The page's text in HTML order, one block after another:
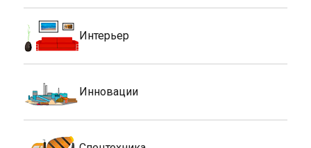
Интерьер
Инновации